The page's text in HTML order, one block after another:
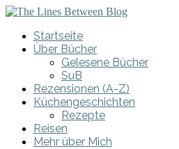
Startseite
Über Bücher
Gelesene Bücher
SuB
Rezensionen (A-Z)
Küchengeschichten
Rezepte
Reisen
Mehr über Mich